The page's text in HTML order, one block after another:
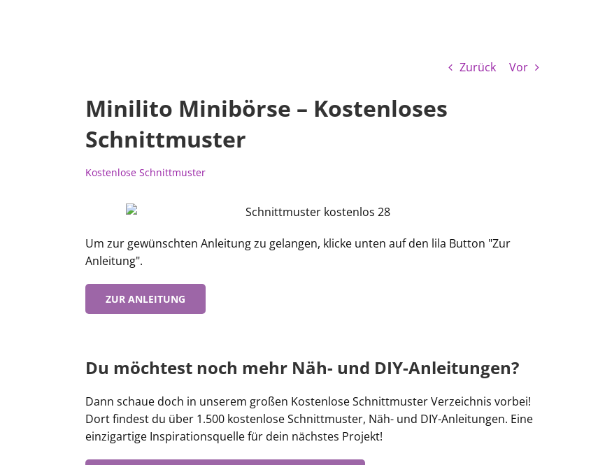
Zurück Vor
Minilito Minibörse – Kostenloses
Schnittmuster
Kostenlose Schnittmuster
Um zur gewünschten Anleitung zu gelangen, klicke unten auf den lila Button "Zur
Anleitung".
ZUR ANLEITUNG
Du möchtest noch mehr Näh- und DIY-Anleitungen?
Dann schaue doch in unserem großen Kostenlose Schnittmuster Verzeichnis vorbei!
Dort findest du über 1.500 kostenlose Schnittmuster, Näh- und DIY-Anleitungen. Eine
einzigartige Inspirationsquelle für dein nächstes Projekt!